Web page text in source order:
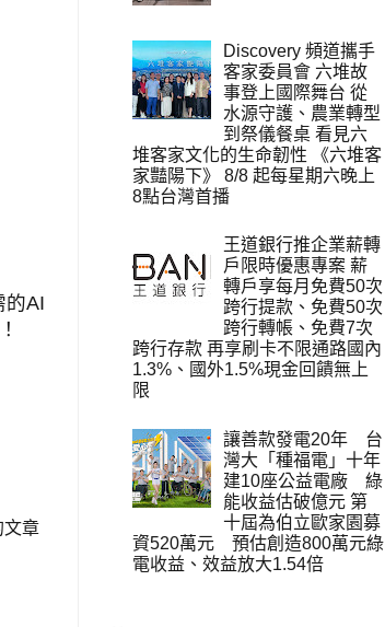
的AI
文章
Discovery 頻道攜手
客家委員會 六堆故
事登上國際舞台 從
水源守護、農業轉型
到祭儀餐桌 看見六
堆客家文化的生命韌性 《六堆客
家豔陽下》 8/8 起每星期六晚上
8點台灣首播
王道銀行推企業薪轉
戶限時優惠專案 薪
轉戶享每月免費50次
跨行提款、免費50次
跨行轉帳、免費7次
跨行存款 再享刷卡不限通路國內
1.3%、國外1.5%現金回饋無上
限
讓善款發電20年 台
灣大「種福電」十年
建10座公益電廠 綠
能收益估破億元 第
十屆為伯立歐家園募
資520萬元 預估創造800萬元綠
電收益、效益放大1.54倍